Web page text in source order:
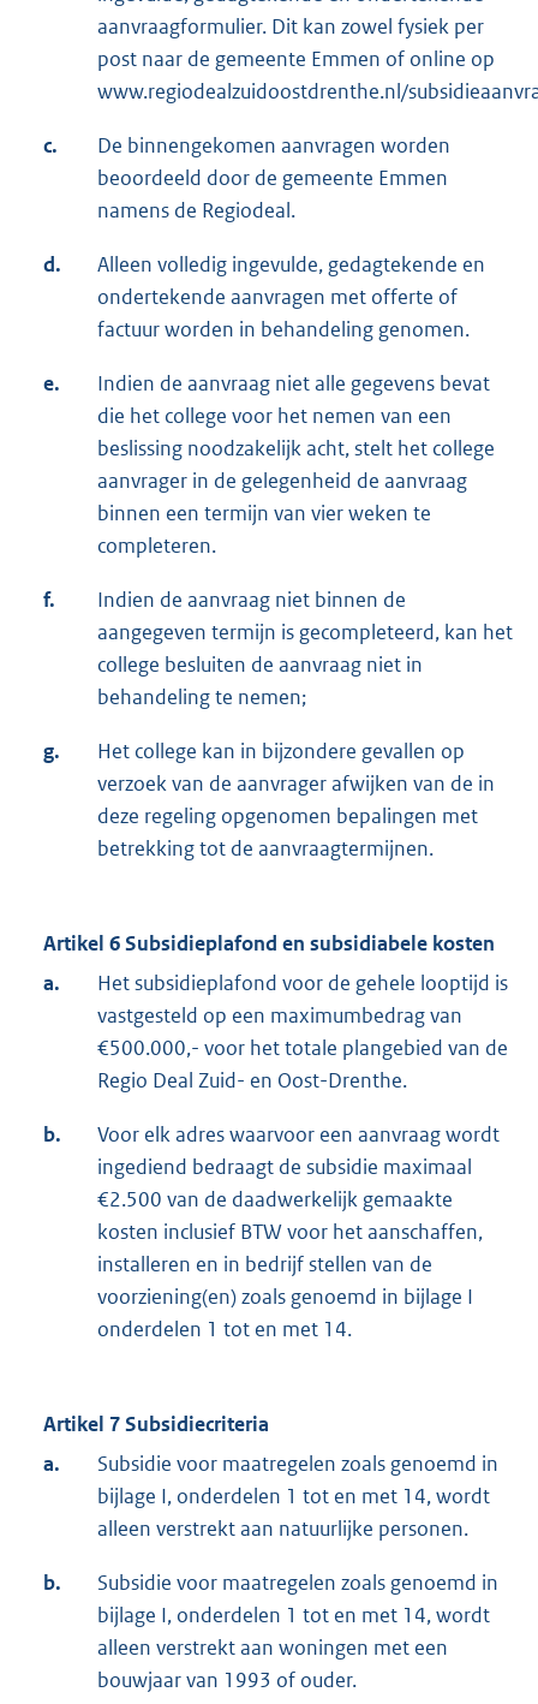
aanvraagformulier. Dit kan zowel fysiek per
post naar de gemeente Emmen of online op
www.regiodealzuidoostdrenthe.nl/
c.
De binnengekomen aanvragen worden
beoordeeld door de gemeente Emmen
namens de Regiodeal.
d.
Alleen volledig ingevulde, gedagtekende en
ondertekende aanvragen met offerte of
factuur worden in behandeling genomen.
e.
Indien de aanvraag niet alle gegevens bevat
die het college voor het nemen van een
beslissing noodzakelijk acht, stelt het college
aanvrager in de gelegenheid de aanvraag
binnen een termijn van vier weken te
completeren.
f.
Indien de aanvraag niet binnen de
aangegeven termijn is gecompleteerd, kan het
college besluiten de aanvraag niet in
behandeling te nemen;
g.
Het college kan in bijzondere gevallen op
verzoek van de aanvrager afwijken van de in
deze regeling opgenomen bepalingen met
betrekking tot de aanvraagtermijnen.
Artikel 6 Subsidieplafond en subsidiabele kosten
a.
Het subsidieplafond voor de gehele looptijd is
vastgesteld op een maximumbedrag van
€500.000,- voor het totale plangebied van de
Regio Deal Zuid- en Oost-Drenthe.
b.
Voor elk adres waarvoor een aanvraag wordt
ingediend bedraagt de subsidie maximaal
€2.500 van de daadwerkelijk gemaakte
kosten inclusief BTW voor het aanschaffen,
installeren en in bedrijf stellen van de
voorziening(en) zoals genoemd in bijlage I
onderdelen 1 tot en met 14.
Artikel 7 Subsidiecriteria
a.
Subsidie voor maatregelen zoals genoemd in
bijlage I, onderdelen 1 tot en met 14, wordt
alleen verstrekt aan natuurlijke personen.
b.
Subsidie voor maatregelen zoals genoemd in
bijlage I, onderdelen 1 tot en met 14, wordt
alleen verstrekt aan woningen met een
bouwjaar van 1993 of ouder.